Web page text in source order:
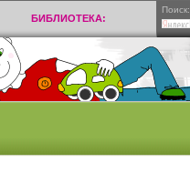
БИБЛИОТЕКА:
Поиск: